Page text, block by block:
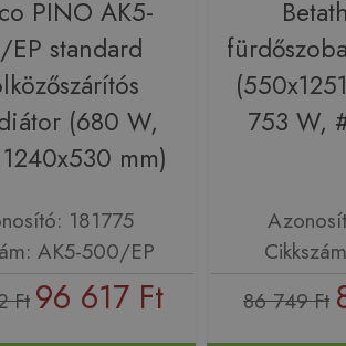
PINO AK5-
standard
(680 W,
mm)
181775
AK5-500/EP
Ft 96 617 Ft
753 W,
86 749 Ft